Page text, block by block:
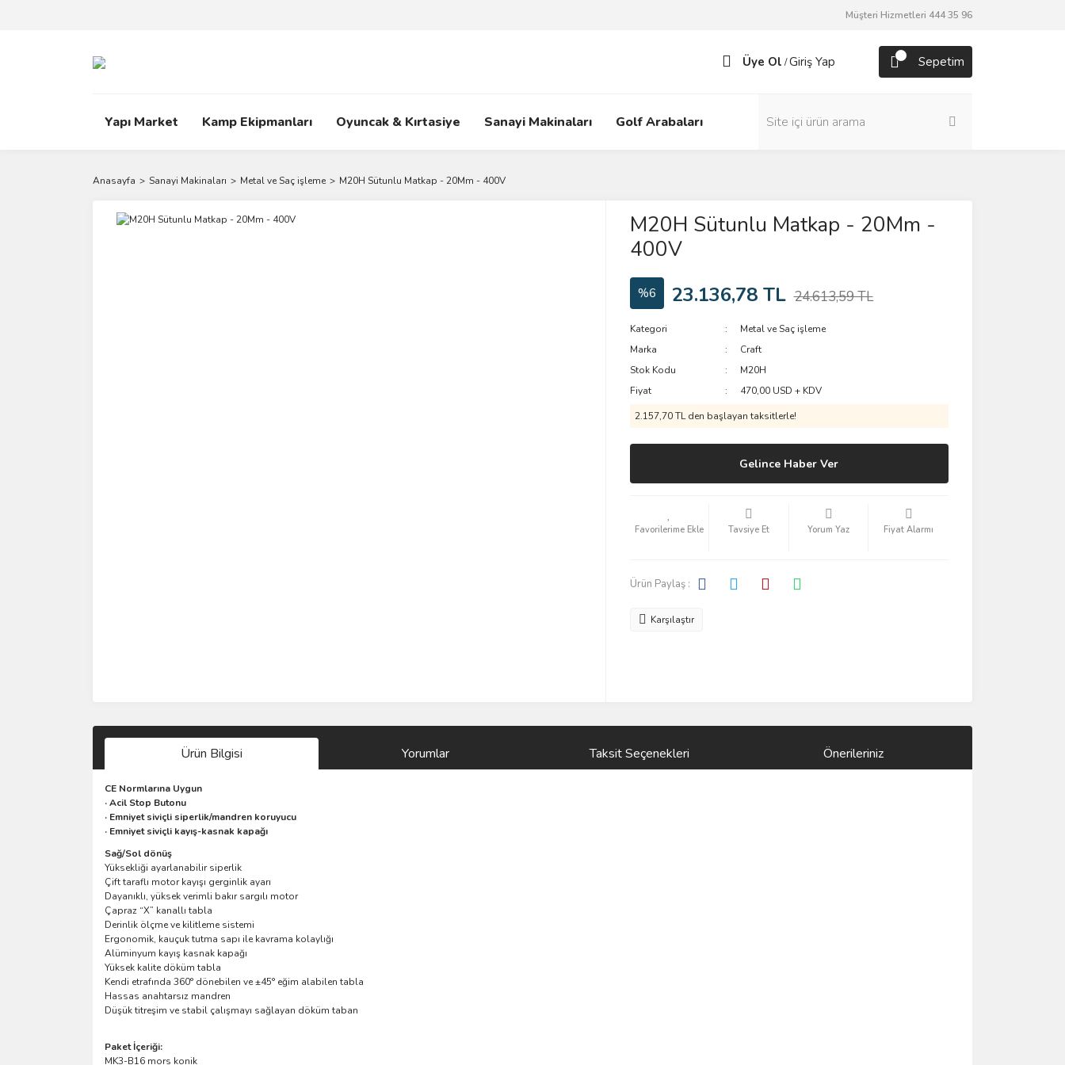
Müşteri Hizmetleri 444 35 96
Üye Ol /Giriş Yap Sepetim
Yapı Market Kamp Ekipmanları Oyuncak & Kırtasiye Sanayi Makinaları Golf Arabaları
Anasayfa Sanayi Makinaları Metal ve Saç işleme M20H Sütunlu Matkap - 20Mm - 400V
M20H Sütunlu Matkap - 20Mm -
400V
%6 23.136,78 TL 24.613,59 TL
Kategori
Metal ve Saç işleme
Marka
Craft
Stok Kodu
M20H
Fiyat
470,00 USD + KDV
2.157,70 TL den başlayan taksitlerle!
Gelince Haber Ver
Tavsiye Et Yorum Yaz Fiyat Alarmı
Ürün Paylaş :
Karşılaştır
Ürün Bilgisi Yorumlar Taksit Seçenekleri Önerileriniz
CE Normlarına Uygun
· Acil Stop Butonu
· Emniyet siviçli siperlik/mandren koruyucu
· Emniyet siviçli kayış-kasnak kapağı
Sağ/Sol dönüş
Yüksekliği ayarlanabilir siperlik
Çift taraflı motor kayışı gerginlik ayarı
Dayanıklı, yüksek verimli bakır sargılı motor
Çapraz “X” kanallı tabla
Derinlik ölçme ve kilitleme sistemi
Ergonomik, kauçuk tutma sapı ile kavrama kolaylığı
Alüminyum kayış kasnak kapağı
Yüksek kalite döküm tabla
Kendi etrafında 360° dönebilen ve ±45° eğim alabilen tabla
Hassas anahtarsız mandren
Düşük titreşim ve stabil çalışmayı sağlayan döküm taban
Paket İçeriği:
MK3-B16 mors konik